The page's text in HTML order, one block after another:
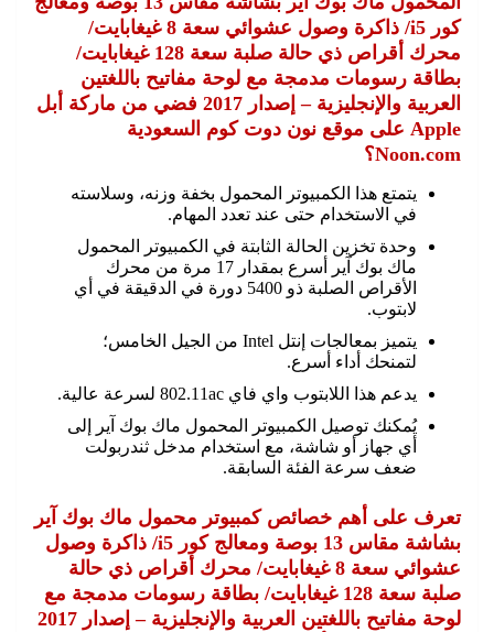
كور i5/ ذاكرة وصول عشوائي سعة 8 غيغابايت/
محرك أقراص ذي حالة صلبة سعة 128 غيغابايت/
بطاقة رسومات مدمجة مع لوحة مفاتيح باللغتين
العربية والإنجليزية – إصدار 2017 فضي من ماركة أبل
Apple على موقع نون دوت كوم السعودية
Noon.com؟
يتمتع هذا الكمبيوتر المحمول بخفة وزنه، وسلاسته
في الاستخدام حتى عند تعدد المهام.
وحدة تخزين الحالة الثابتة في الكمبيوتر المحمول
ماك بوك آير أسرع بمقدار 17 مرة من محرك
الأقراص الصلبة ذو 5400 دورة في الدقيقة في أي
لابتوب.
يتميز بمعالجات إنتل Intel من الجيل الخامس؛
لتمنحك أداء أسرع.
يدعم هذا اللابتوب واي فاي 802.11ac لسرعة عالية.
يُمكنك توصيل الكمبيوتر المحمول ماك بوك آير إلى
أي جهاز أو شاشة، مع استخدام مدخل ثندربولت
ضعف سرعة الفئة السابقة.
تعرف على أهم خصائص كمبيوتر محمول ماك بوك آير
بشاشة مقاس 13 بوصة ومعالج كور i5/ ذاكرة وصول
عشوائي سعة 8 غيغابايت/ محرك أقراص ذي حالة
صلبة سعة 128 غيغابايت/ بطاقة رسومات مدمجة مع
لوحة مفاتيح باللغتين العربية والإنجليزية – إصدار 2017